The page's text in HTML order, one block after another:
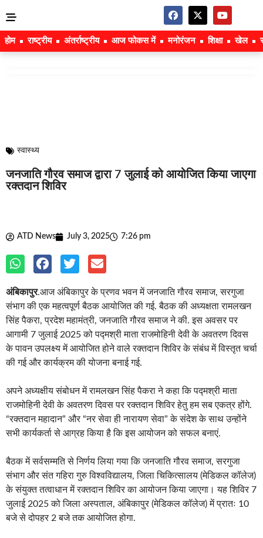
होम राष्ट्रीय अंतर्राष्ट्रीय आज फोकस में मनोरंजन शिक्षा खेल
स्वास्थ्य
जनजाति गौरव समाज द्वारा 7 जुलाई को आयोजित किया जाएगा
रक्तदान शिविर
ATD News July 3, 2025 7:26 pm
अंबिकापुर.आज अंबिकापुर के प्रणव भवन में जनजाति गौरव समाज, सरगुजा
संभाग की एक महत्वपूर्ण बैठक आयोजित की गई. बैठक की अध्यक्षता रामलखन
सिंह पैकरा, प्रदेश महामंत्री, जनजाति गौरव समाज ने की. इस अवसर पर
आगामी 7 जुलाई 2025 को पद्मश्री माता राजमोहिनी देवी के अवतरण दिवस
के पावन उपलक्ष्य में आयोजित होने वाले रक्तदान शिविर के संबंध में विस्तृत चर्चा
की गई और कार्यक्रम की योजना बनाई गई.
अपने अध्यक्षीय संबोधन में रामलखन सिंह पैकरा ने कहा कि पद्मश्री माता
राजमोहिनी देवी के अवतरण दिवस पर रक्तदान शिविर हेतु हम सब एकत्र होंगे.
“रक्तदान महादान” और “नर सेवा ही नारायण सेवा” के संदेश के साथ उन्होंने
सभी कार्यकर्ता से आग्रह किया है कि इस आयोजन को सफल बनाएं.
बैठक में सर्वसम्मति से निर्णय लिया गया कि जनजाति गौरव समाज, सरगुजा
संभाग और संत गहिरा गुरु विश्वविद्यालय, जिला चिकित्सालय (मेडिकल कॉलेज)
के संयुक्त तत्वाधान में रक्तदान शिविर का आयोजन किया जाएगा। यह शिविर 7
जुलाई 2025 को जिला अस्पताल, अंबिकापुर (मेडिकल कॉलेज) में प्रातः 10
बजे से दोपहर 2 बजे तक आयोजित होगा.